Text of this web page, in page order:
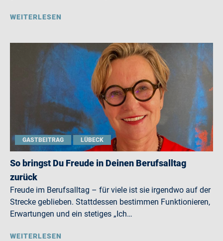
WEITERLESEN
GASTBEITRAG LÜBECK
So bringst Du Freude in Deinen Berufsalltag
zurück
Freude im Berufsalltag – für viele ist sie irgendwo auf der
Strecke geblieben. Stattdessen bestimmen Funktionieren,
Erwartungen und ein stetiges „Ich…
WEITERLESEN